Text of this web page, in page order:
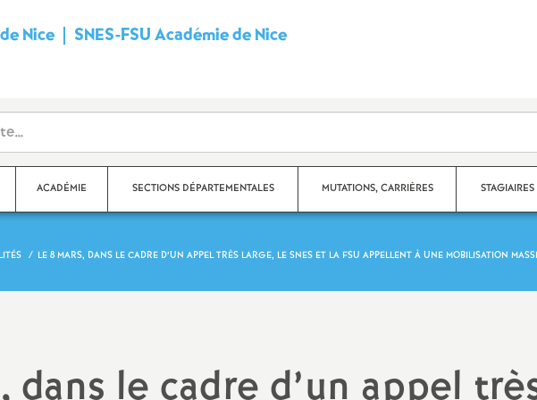
SNES-FSU Académie de NiceS
n
i
t
ACADÉMIE SECTIONS DÉPARTEMENTALES
Maritimes
MUTATIONS, CARRIÈRES
LE 8 MARS, DANS LE CADRE D’UN APPEL TRÈS LARGE, LE SNES ET LA FSU APPELLENT À UNE MOBILISATION
dans le cadre d’un appel